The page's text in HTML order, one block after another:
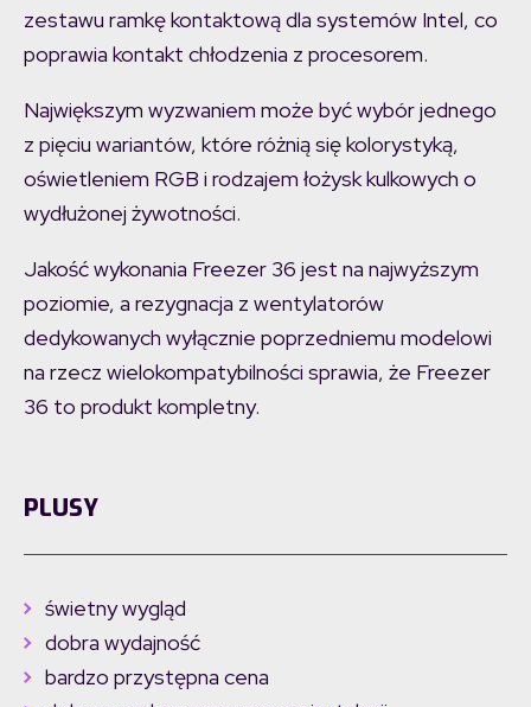
zestawu ramkę kontaktową dla systemów Intel, co
poprawia kontakt chłodzenia z procesorem.
Największym wyzwaniem może być wybór jednego
z pięciu wariantów, które różnią się kolorystyką,
oświetleniem RGB i rodzajem łożysk kulkowych o
wydłużonej żywotności.
Jakość wykonania Freezer 36 jest na najwyższym
poziomie, a rezygnacja z wentylatorów
dedykowanych wyłącznie poprzedniemu modelowi
na rzecz wielokompatybilności sprawia, że Freezer
36 to produkt kompletny.
PLUSY
świetny wygląd
dobra wydajność
bardzo przystępna cena